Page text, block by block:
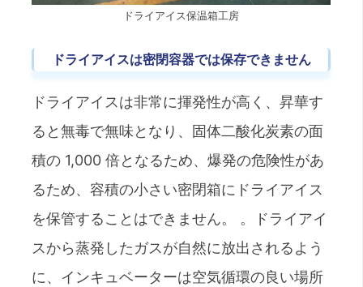
ドライアイス保温箱工房
ドライアイスは密閉容器では保存できません
ドライアイスは非常に揮発性が高く、昇華す
ると無毒で無味となり、固体二酸化炭素の面
積の 1,000 倍となるため、爆発の危険性があ
るため、容積の小さい密閉箱にドライアイス
を保管することはできません。 。ドライアイ
スから蒸発したガスが自然に放出されるよう
に、インキュベーターは空気循環の良い場所